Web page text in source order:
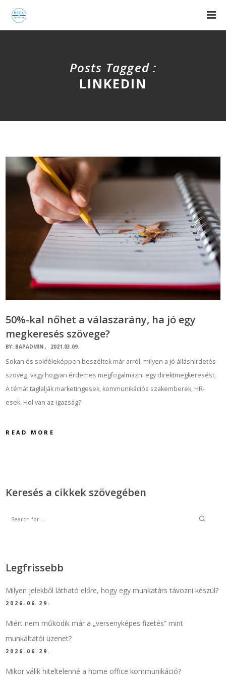
Posts Tagged :
LINKEDIN
50%-kal nőhet a válaszarány, ha jó egy
megkeresés szövege?
BY: BAPADMIN 2021.03.09.
Sokan és sokféleképpen beszéltek már arról, milyen a jó álláshirdetés
szöveg, vagy hogyan érdemes megfogalmazni egy direktmegkeresést.
A témát taglalják marketingesek, kommunikációs szakemberek, HR-
esek. Hol van az igazság?
READ MORE
Keresés a cikkek szövegében
Legfrissebb
Milyen jelekből látható előre, hogy egy munkatárs távozni készül?
2026.06.29.
Miért nem működik már a „versenyképes fizetés” mint
munkáltatói üzenet?
2026.06.29.
Mikor válik hiteltelenné a home office kommunikáció?